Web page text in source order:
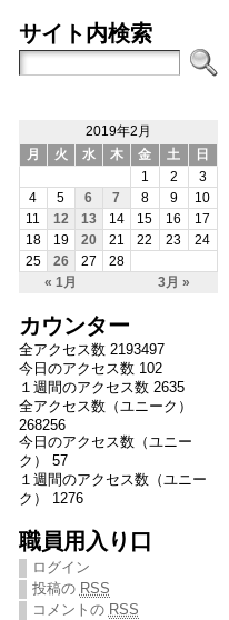
サイト内検索
2019年2月
月
火 水 木 金 土 日
« 1月 3月 »
1 2
3
4
5 6 7 8 9
10
11
12 13 14 15 16
17
18
19 20 21 22 23
24
25
26 27 28
カウンター
全アクセス数 2193497
今日のアクセス数 102
１週間のアクセス数 2635
全アクセス数（ユニーク）
268256
今日のアクセス数（ユニー
ク） 57
１週間のアクセス数（ユニー
ク） 1276
職員用入り口
ログイン
投稿の RSS
コメントの RSS